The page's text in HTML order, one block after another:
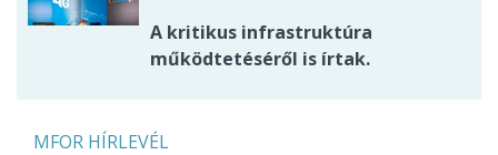
A kritikus infrastruktúra
működtetéséről is írtak.
MFOR HÍRLEVÉL